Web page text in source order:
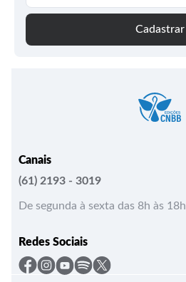
Cadastrar
Canais
(61) 2193 - 3019
De segunda à sexta das 8h às 18h
Redes Sociais